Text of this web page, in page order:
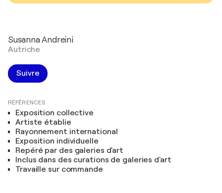
Susanna Andreini
Autriche
Suivre
RÉFÉRENCES
Exposition collective
Artiste établie
Rayonnement international
Exposition individuelle
Repéré par des galeries d'art
Inclus dans des curations de galeries d'art
Travaille sur commande